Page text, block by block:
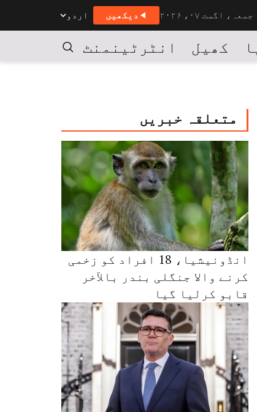
جمعہ، اگست ۰۷، ۲۰۲۶ دیکھیں اردو
کھیل انٹرٹینمنٹ کاروبار
متعلقہ خبریں
انڈونیشیا، 18 افراد کو زخمی
کرنے والا جنگلی بندر بالآخر
قابو کرلیا گیا